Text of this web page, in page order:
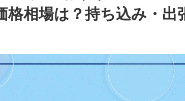
格相場は？持ち込み・出